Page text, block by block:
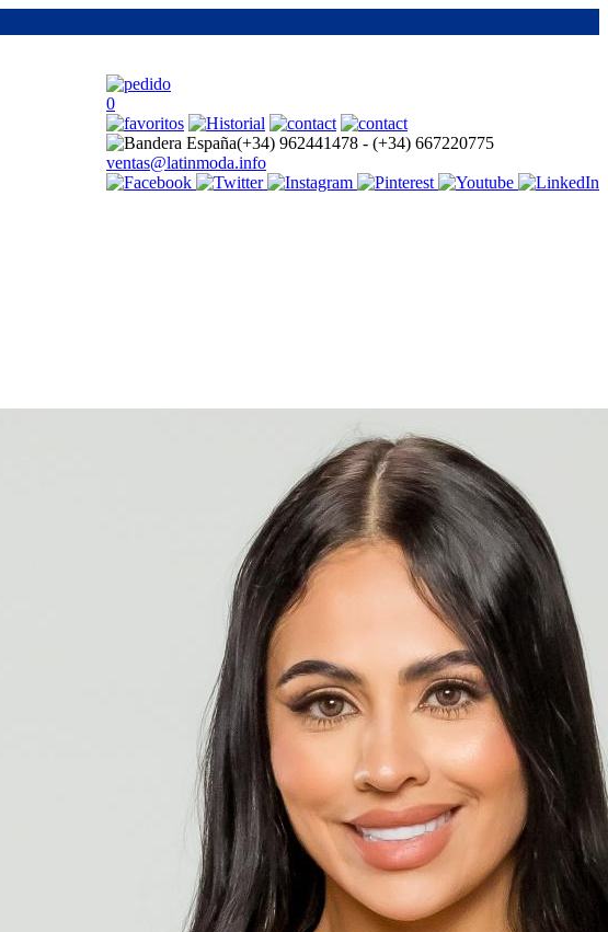
0
(+34) 962441478 - (+34) 667220775
ventas@latinmoda.info